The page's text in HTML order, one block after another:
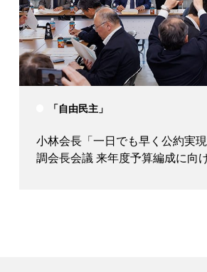
「自由民主」
小林会長「一日でも早く公約実
調会長会議 来年度予算編成に向